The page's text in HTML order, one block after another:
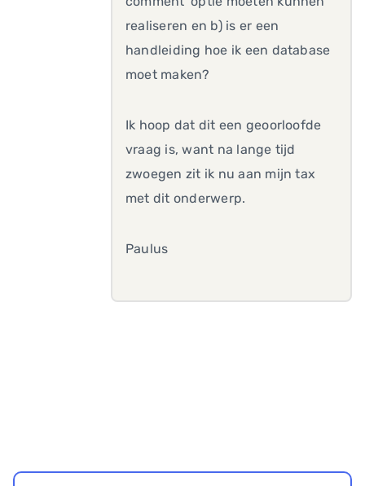
realiseren en b) is er een
handleiding hoe ik een database
moet maken?
Ik hoop dat dit een geoorloofde
vraag is, want na lange tijd
zwoegen zit ik nu aan mijn tax
met dit onderwerp.
Paulus